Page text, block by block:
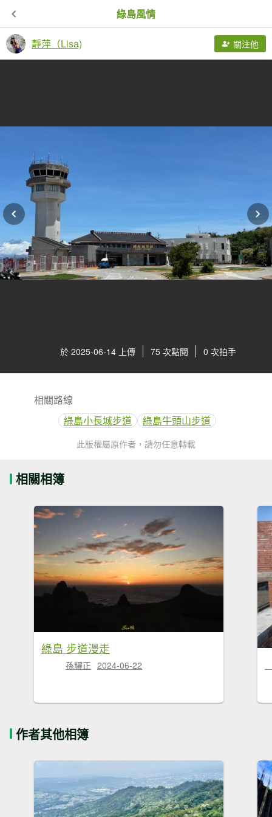
綠島風情
靜萍（Lisa) 關注他
於 2025-06-14 上傳 75 次點閱 0 次拍手
相關路線
綠島小長城步道
綠島牛頭山步道
此版權屬原作者，請勿任意轉載
相關相簿
綠島 步道漫走
孫耀正 2024-06-22
作者其他相簿